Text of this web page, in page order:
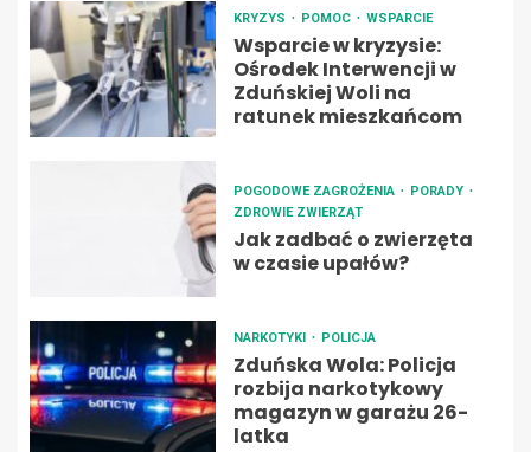
KRYZYS POMOC WSPARCIE
Wsparcie w kryzysie:
Ośrodek Interwencji w
Zduńskiej Woli na
ratunek mieszkańcom
POGODOWE ZAGROŻENIA
PORADY
ZDROWIE ZWIERZĄT
Jak zadbać o zwierzęta
w czasie upałów?
NARKOTYKI POLICJA
Zduńska Wola: Policja
rozbija narkotykowy
magazyn w garażu 26-
latka